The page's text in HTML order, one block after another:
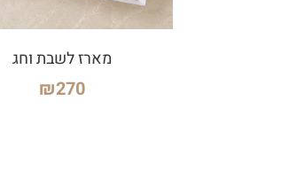
מארז לשבת וחג
₪270